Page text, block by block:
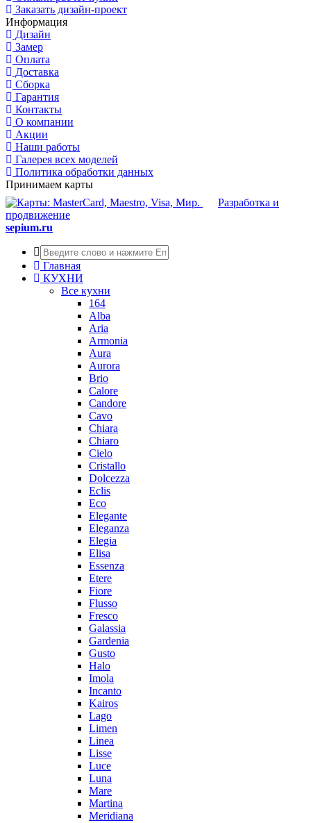
Заказать дизайн-проект
Информация
Дизайн
Замер
Оплата
Доставка
Сборка
Гарантия
Контакты
О компании
Акции
Наши работы
Галерея всех моделей
Политика обработки данных
Принимаем карты
Разработка и
продвижение
sepium.ru
Главная
КУХНИ
Все кухни
164
Alba
Aria
Armonia
Aura
Aurora
Brio
Calore
Candore
Cavo
Chiara
Chiaro
Cielo
Cristallo
Dolcezza
Eclis
Eco
Elegante
Eleganza
Elegia
Elisa
Essenza
Etere
Fiore
Flusso
Fresco
Galassia
Gardenia
Gusto
Halo
Imola
Incanto
Kairos
Lago
Limen
Linea
Lisse
Luce
Luna
Mare
Martina
Meridiana